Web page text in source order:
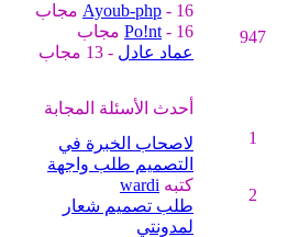
947
1
2
Ayoub-php - 16 مجاب
Po!nt - 16 مجاب
عماد عادل - 13 مجاب
أحدث الأسئلة المجابة
لاصحاب الخبرة في
التصميم طلب واجهة
كتبه wardi
طلب تصميم شعار
لمدونتي